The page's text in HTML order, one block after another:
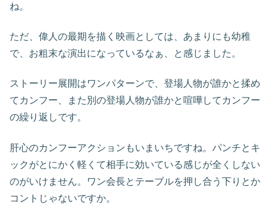
ね。
ただ、偉人の最期を描く映画としては、あまりにも幼稚
で、お粗末な演出になっているなぁ、と感じました。
ストーリー展開はワンパターンで、登場人物が誰かと揉め
てカンフー、また別の登場人物が誰かと喧嘩してカンフー
の繰り返しです。
肝心のカンフーアクションもいまいちですね。パンチとキ
ックがとにかく軽くて相手に効いている感じが全くしない
のがいけません。ワン会長とテーブルを押し合う下りとか
コントじゃないですか。